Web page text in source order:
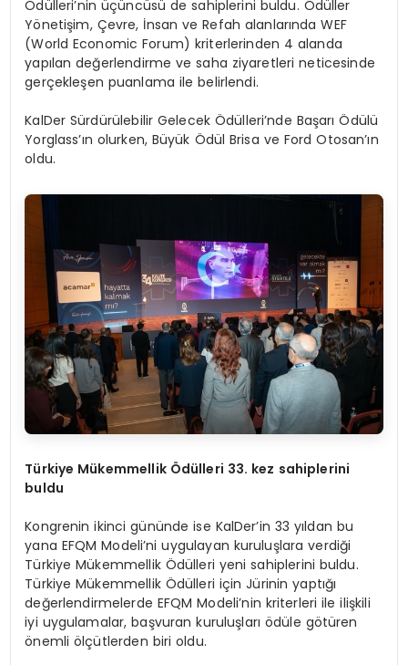
Ödülleri’nin üçüncüsü de sahiplerini buldu. Ödüller
Yönetişim, Çevre, İnsan ve Refah alanlarında WEF
(World Economic Forum) kriterlerinden 4 alanda
yapılan değerlendirme ve saha ziyaretleri neticesinde
gerçekleşen puanlama ile belirlendi.
KalDer Sürdürülebilir Gelecek Ödülleri’nde Başarı Ödülü
Yorglass’ın olurken, Büyük Ödül Brisa ve Ford Otosan’ın
oldu.
Türkiye Mükemmellik Ödülleri 33. kez sahiplerini
buldu
Kongrenin ikinci gününde ise KalDer’in 33 yıldan bu
yana EFQM Modeli’ni uygulayan kuruluşlara verdiği
Türkiye Mükemmellik Ödülleri yeni sahiplerini buldu.
Türkiye Mükemmellik Ödülleri için Jürinin yaptığı
değerlendirmelerde EFQM Modeli’nin kriterleri ile ilişkili
iyi uygulamalar, başvuran kuruluşları ödüle götüren
önemli ölçütlerden biri oldu.